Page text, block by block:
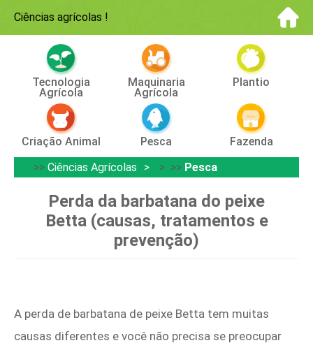
Ciências agrícolas !
Tecnologia
Agrícola
Maquinaria
Agrícola
Plantio
Criação Animal Pesca
Fazenda
>> Ciências Agrícolas > >> Pesca
Perda da barbatana do peixe
Betta (causas, tratamentos e
prevenção)
A perda de barbatana de peixe Betta tem muitas
causas diferentes e você não precisa se preocupar